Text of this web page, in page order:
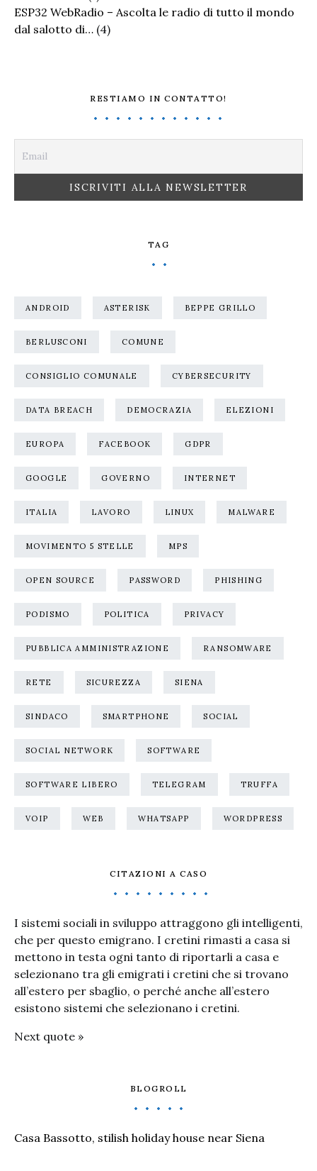
ESP32 WebRadio – Ascolta le radio di tutto il mondo
dal salotto di… (4)
RESTIAMO IN CONTATTO!
TAG
ANDROID ASTERISK BEPPE GRILLO
BERLUSCONI COMUNE
CONSIGLIO COMUNALE CYBERSECURITY
DATA BREACH DEMOCRAZIA ELEZIONI
EUROPA FACEBOOK GDPR
GOOGLE GOVERNO INTERNET
ITALIA LAVORO LINUX MALWARE
MOVIMENTO 5 STELLE MPS
OPEN SOURCE PASSWORD PHISHING
PODISMO POLITICA PRIVACY
PUBBLICA AMMINISTRAZIONE RANSOMWARE
RETE SICUREZZA SIENA
SINDACO SMARTPHONE SOCIAL
SOCIAL NETWORK SOFTWARE
SOFTWARE LIBERO TELEGRAM TRUFFA
VOIP WEB WHATSAPP WORDPRESS
CITAZIONI A CASO
I sistemi sociali in sviluppo attraggono gli intelligenti,
che per questo emigrano. I cretini rimasti a casa si
mettono in testa ogni tanto di riportarli a casa e
selezionano tra gli emigrati i cretini che si trovano
all’estero per sbaglio, o perché anche all’estero
esistono sistemi che selezionano i cretini.
Next quote »
BLOGROLL
Casa Bassotto, stilish holiday house near Siena